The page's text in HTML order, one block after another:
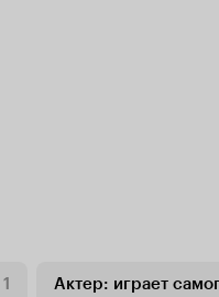
1 Актер: играет